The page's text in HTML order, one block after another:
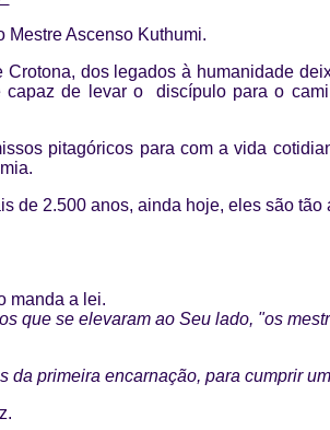
Mestre Ascenso Kuthumi.
dos legados à humanidade
de levar o discípulo para o
pitagóricos para com a vida
de 2.500 anos, ainda hoje, eles são
manda a lei.
que se elevaram ao Seu lado, "os
da primeira encarnação, para cumprir